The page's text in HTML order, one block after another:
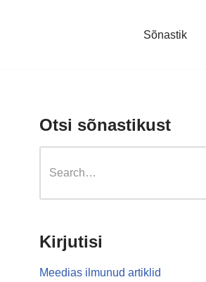
Sõnastik
Otsi sõnastikust
Kirjutisi
Meedias ilmunud artiklid